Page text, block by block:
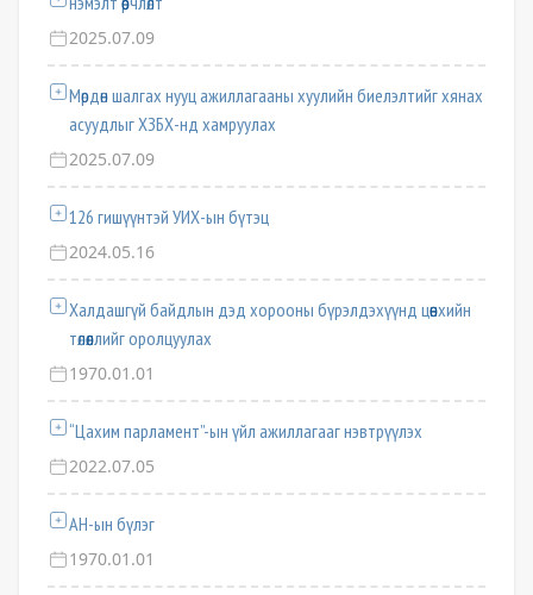
2025.07.09
Мөрдөн шалгах нууц ажиллагааны хуулийн биелэлтийг хянах
асуудлыг ХЗБХ-нд хамруулах
2025.07.09
126 гишүүнтэй УИХ-ын бүтэц
2024.05.16
Халдашгүй байдлын дэд хорооны бүрэлдэхүүнд цөөнхийн
төлөөллийг оролцуулах
1970.01.01
“Цахим парламент”-ын үйл ажиллагааг нэвтрүүлэх
2022.07.05
АН-ын бүлэг
1970.01.01